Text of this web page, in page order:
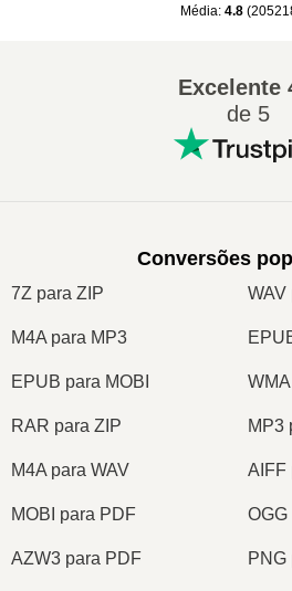
Média: 4.8 (
Excelente
de 5
Conversões
7Z para ZIP WAV
M4A para MP3
EPUB para MOBI
RAR para ZIP MP3
M4A para WAV AIFF
MOBI para PDF
AZW3 para PDF PNG